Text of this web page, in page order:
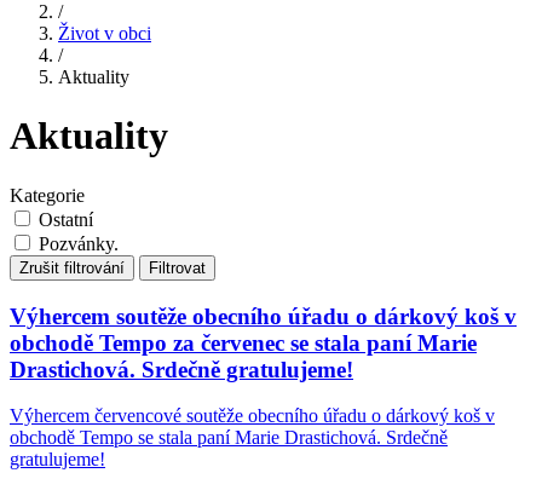
/
Život v obci
/
Aktuality
Aktuality
Kategorie
Ostatní
Pozvánky.
Zrušit filtrování Filtrovat
Výhercem soutěže obecního úřadu o dárkový koš v
obchodě Tempo za červenec se stala paní Marie
Drastichová. Srdečně gratulujeme!
Výhercem červencové soutěže obecního úřadu o dárkový koš v
obchodě Tempo se stala paní Marie Drastichová. Srdečně
gratulujeme!